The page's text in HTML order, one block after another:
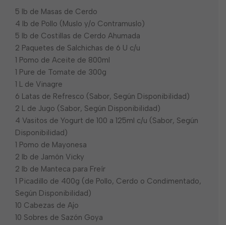
5 lb de Masas de Cerdo
4 lb de Pollo (Muslo y/o Contramuslo)
5 lb de Costillas de Cerdo Ahumada
2 Paquetes de Salchichas de 6 U c/u
1 Pomo de Aceite de 800ml
1 Pure de Tomate de 300g
1 L de Vinagre
6 Latas de Refresco (Sabor, Según Disponibilidad)
2 L de Jugo (Sabor, Según Disponibilidad)
4 Vasitos de Yogurt de 100 a 125ml c/u (Sabor, Según
Disponibilidad)
1 Pomo de Mayonesa
2 lb de Jamón Vicky
2 lb de Manteca para Freír
1 Picadillo de 400g (de Pollo, Cerdo o Condimentado,
Según Disponibilidad)
10 Cabezas de Ajo
10 Sobres de Sazón Goya